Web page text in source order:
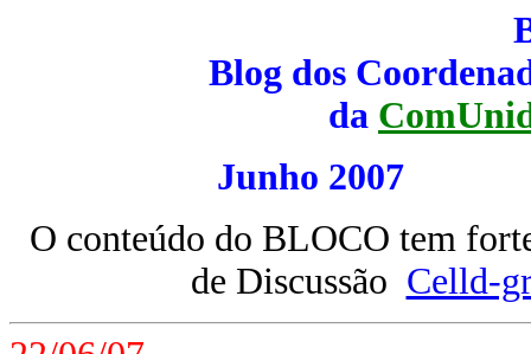
Blog dos
da
Junho
O conteúdo do BLOCO tem
de Discussão Celld-